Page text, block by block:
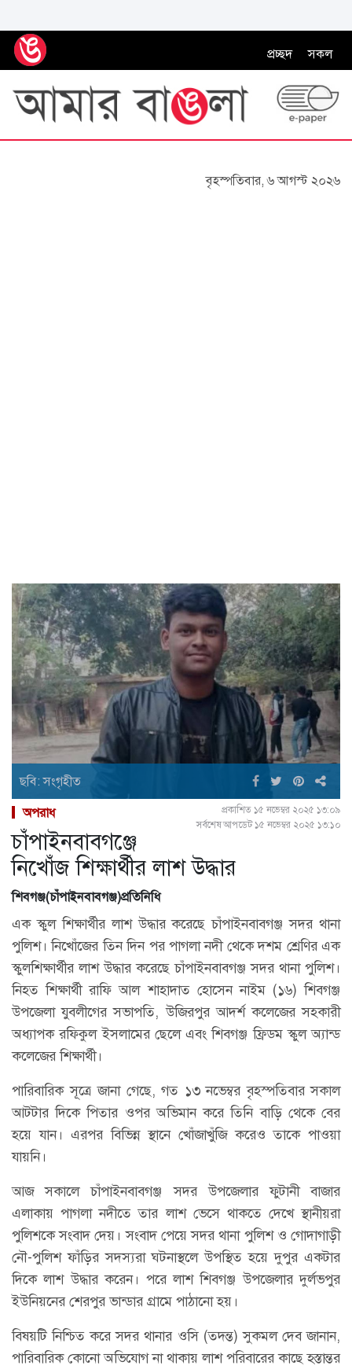
প্রচ্ছদ সকল
বৃহস্পতিবার, ৬ আগস্ট ২০২৬
ছবি: সংগৃহীত
অপরাধ
প্রকাশিত ১৫ নভেম্বর ২০২৫ ১৩:০৯
সর্বশেষ আপডেট ১৫ নভেম্বর ২০২৫ ১৩:১০
চাঁপাইনবাবগঞ্জে
নিখোঁজ শিক্ষার্থীর লাশ উদ্ধার
শিবগঞ্জ(চাঁপাইনবাবগঞ্জ)প্রতিনিধি
এক স্কুল শিক্ষার্থীর লাশ উদ্ধার করেছে চাঁপাইনবাবগঞ্জ সদর থানা
পুলিশ। নিখোঁজের তিন দিন পর পাগলা নদী থেকে দশম শ্রেণির এক
স্কুলশিক্ষার্থীর লাশ উদ্ধার করেছে চাঁপাইনবাবগঞ্জ সদর থানা পুলিশ।
নিহত শিক্ষার্থী রাফি আল শাহাদাত হোসেন নাইম (১৬) শিবগঞ্জ
উপজেলা যুবলীগের সভাপতি, উজিরপুর আদর্শ কলেজের সহকারী
অধ্যাপক রফিকুল ইসলামের ছেলে এবং শিবগঞ্জ ফ্রিডম স্কুল অ্যান্ড
কলেজের শিক্ষার্থী।
পারিবারিক সূত্রে জানা গেছে, গত ১৩ নভেম্বর বৃহস্পতিবার সকাল
আটটার দিকে পিতার ওপর অভিমান করে তিনি বাড়ি থেকে বের
হয়ে যান। এরপর বিভিন্ন স্থানে খোঁজাখুঁজি করেও তাকে পাওয়া
যায়নি।
আজ সকালে চাঁপাইনবাবগঞ্জ সদর উপজেলার ফুটানী বাজার
এলাকায় পাগলা নদীতে তার লাশ ভেসে থাকতে দেখে স্থানীয়রা
পুলিশকে সংবাদ দেয়। সংবাদ পেয়ে সদর থানা পুলিশ ও গোদাগাড়ী
নৌ-পুলিশ ফাঁড়ির সদস্যরা ঘটনাস্থলে উপস্থিত হয়ে দুপুর একটার
দিকে লাশ উদ্ধার করেন। পরে লাশ শিবগঞ্জ উপজেলার দুর্লভপুর
ইউনিয়নের শেরপুর ভান্ডার গ্রামে পাঠানো হয়।
বিষয়টি নিশ্চিত করে সদর থানার ওসি (তদন্ত) সুকমল দেব জানান,
পারিবারিক কোনো অভিযোগ না থাকায় লাশ পরিবারের কাছে হস্তান্তর